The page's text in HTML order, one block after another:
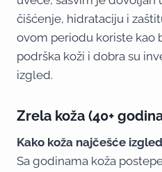
čišćenje, hidrataciju i
ovom periodu koriste kao
podrška koži i dobra su
izgled.
Zrela koža (40+
Kako koža najčešće
Sa godinama koža